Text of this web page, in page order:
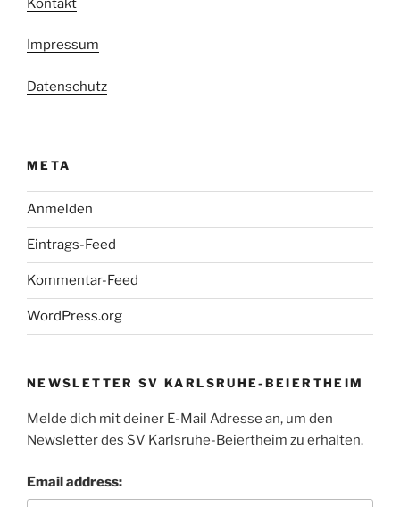
Kontakt
Impressum
Datenschutz
META
Anmelden
Eintrags-Feed
Kommentar-Feed
WordPress.org
NEWSLETTER SV KARLSRUHE-BEIERTHEIM
Melde dich mit deiner E-Mail Adresse an, um den
Newsletter des SV Karlsruhe-Beiertheim zu erhalten.
Email address: